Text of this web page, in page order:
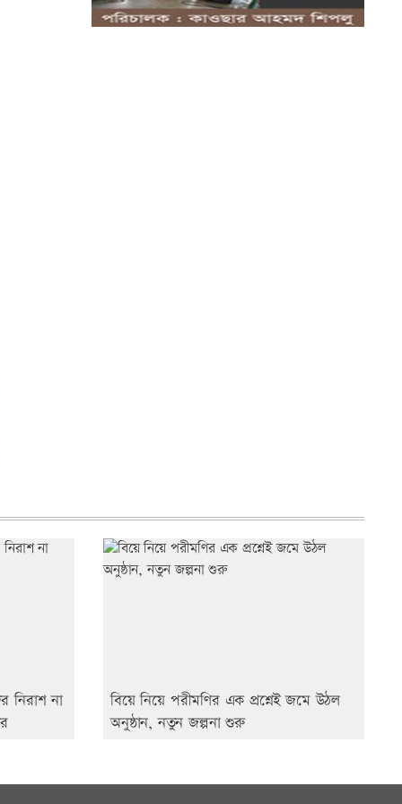
জগন্নাথপুরে নৌ/কাডুবিতে নি/হত চার
পরিবারের...
নিরাশ না
বিয়ে নিয়ে পরীমণির এক প্রশ্নেই জমে উঠল
অনুষ্ঠান, নতুন জল্পনা শুরু